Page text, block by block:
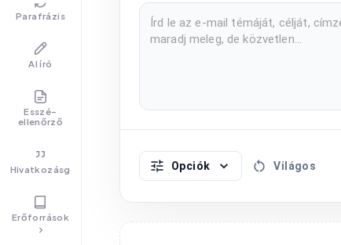
Parafrázis
AI író
Esszé-
ellenőrző
Hivatkozásgenerátor
Erőforrások
Opciók Világos